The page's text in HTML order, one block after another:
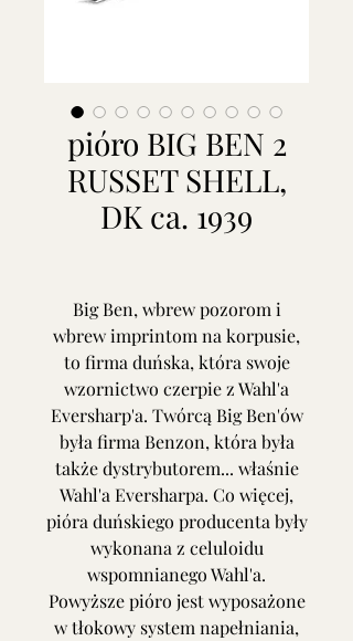
pióro BIG BEN 2
RUSSET SHELL,
DK ca. 1939
Big Ben, wbrew pozorom i
wbrew imprintom na korpusie,
to firma duńska, która swoje
wzornictwo czerpie z Wahl'a
Eversharp'a. Twórcą Big Ben'ów
była firma Benzon, która była
także dystrybutorem... właśnie
Wahl'a Eversharpa. Co więcej,
pióra duńskiego producenta były
wykonana z celuloidu
wspomnianego Wahl'a.
Powyższe pióro jest wyposażone
w tłokowy system napełniania,